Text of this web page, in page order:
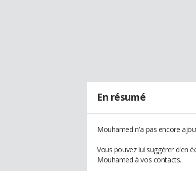
En résumé
Mouhamed n'a pas encore
Vous pouvez lui suggérer d'en
Mouhamed à vos contacts.